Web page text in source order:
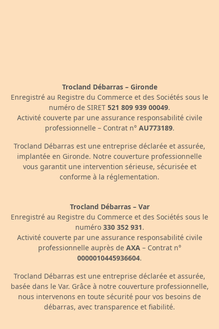
Trocland Débarras – Gironde
Enregistré au Registre du Commerce et des Sociétés sous le
numéro de SIRET 521 809 939 00049.
Activité couverte par une assurance responsabilité civile
professionnelle – Contrat n° AU773189.
Trocland Débarras est une entreprise déclarée et assurée,
implantée en Gironde. Notre couverture professionnelle
vous garantit une intervention sérieuse, sécurisée et
conforme à la réglementation.
Trocland Débarras – Var
Enregistré au Registre du Commerce et des Sociétés sous le
numéro 330 352 931.
Activité couverte par une assurance responsabilité civile
professionnelle auprès de AXA– Contrat n°
0000010445936604.
Trocland Débarras est une entreprise déclarée et assurée,
basée dans le Var. Grâce à notre couverture professionnelle,
nous intervenons en toute sécurité pour vos besoins de
débarras, avec transparence et fiabilité.